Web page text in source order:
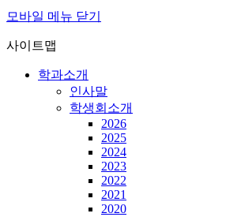
모바일 메뉴 닫기
사이트맵
학과소개
인사말
학생회소개
2026
2025
2024
2023
2022
2021
2020